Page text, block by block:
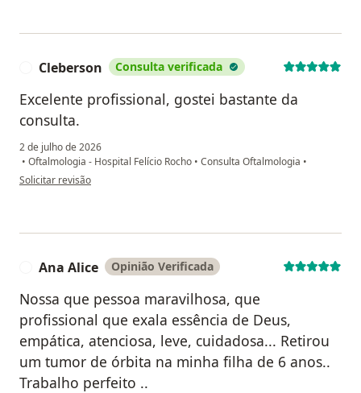
Cleberson Consulta verificada
Excelente profissional, gostei bastante da
consulta.
2 de julho de 2026
• Oftalmologia - Hospital Felício Rocho • Consulta Oftalmologia •
na opinião do utilizador Cleberson
Solicitar revisão
Ana Alice Opinião Verificada
Nossa que pessoa maravilhosa, que
profissional que exala essência de Deus,
empática, atenciosa, leve, cuidadosa... Retirou
um tumor de órbita na minha filha de 6 anos..
Trabalho perfeito ..